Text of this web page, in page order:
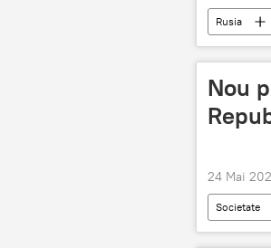
Rusia
Nou
24 Mai
Societate